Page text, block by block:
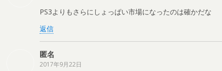
PS3よりもさらにしょっぱい市場になったのは確かだな
返信
匿名
2017年9月22日